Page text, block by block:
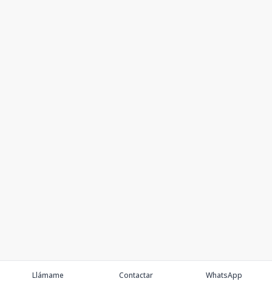
Llámame Contactar WhatsApp